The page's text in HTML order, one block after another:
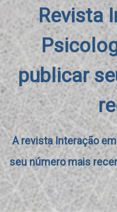
Revista
publicar
A revista Interação
seu número mais